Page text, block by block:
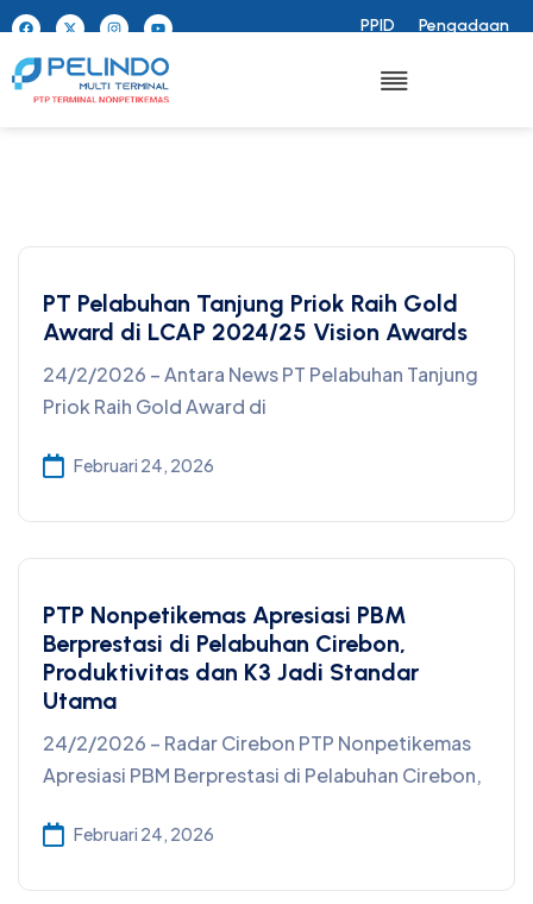
PPID Pengadaan
PT Pelabuhan Tanjung Priok Raih Gold
Award di LCAP 2024/25 Vision Awards
24/2/2026 – Antara News PT Pelabuhan Tanjung
Priok Raih Gold Award di
Februari 24, 2026
PTP Nonpetikemas Apresiasi PBM
Berprestasi di Pelabuhan Cirebon,
Produktivitas dan K3 Jadi Standar
Utama
24/2/2026 – Radar Cirebon PTP Nonpetikemas
Apresiasi PBM Berprestasi di Pelabuhan Cirebon,
Februari 24, 2026